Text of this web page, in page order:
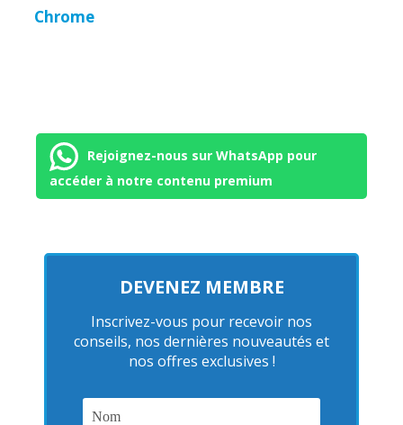
Chrome
Rejoignez-nous sur WhatsApp pour
accéder à notre contenu premium
DEVENEZ MEMBRE
Inscrivez-vous pour recevoir nos
conseils, nos dernières nouveautés et
nos offres exclusives !